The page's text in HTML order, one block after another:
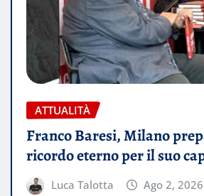
ATTUALITÀ
Franco Baresi, Milano
ricordo eterno per il suo
Luca Talotta Ago 2, 2026